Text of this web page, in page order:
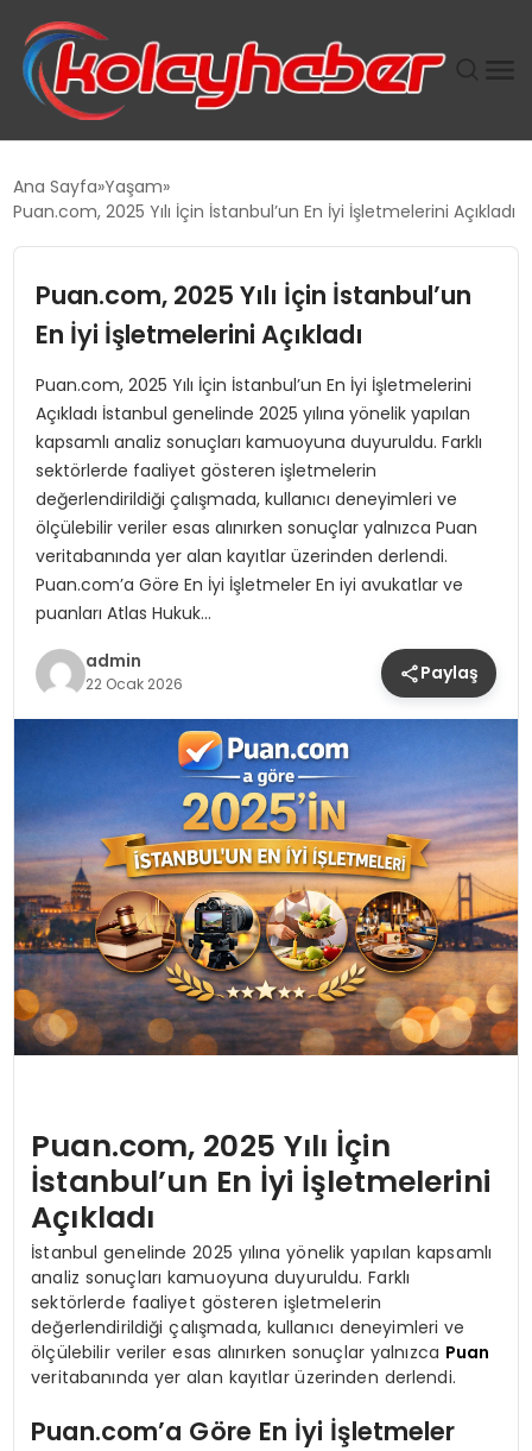
TANYER YAPI ZEMIN MÜHENDISLIĞINDE HEDEF
BÜYÜTTÜ
TOROSLAR’DA PAZAR GERGİNLİĞİ!
Ana Sayfa Yaşam
Puan.com, 2025 Yılı İçin İstanbul’un En İyi İşletmelerini Açıkladı
Puan.com, 2025 Yılı İçin İstanbul’un
En İyi İşletmelerini Açıkladı
Puan.com, 2025 Yılı İçin İstanbul’un En İyi İşletmelerini
Açıkladı İstanbul genelinde 2025 yılına yönelik yapılan
kapsamlı analiz sonuçları kamuoyuna duyuruldu. Farklı
sektörlerde faaliyet gösteren işletmelerin
değerlendirildiği çalışmada, kullanıcı deneyimleri ve
ölçülebilir veriler esas alınırken sonuçlar yalnızca Puan
veritabanında yer alan kayıtlar üzerinden derlendi.
Puan.com’a Göre En İyi İşletmeler En iyi avukatlar ve
puanları Atlas Hukuk…
admin
22 Ocak 2026 Paylaş
Puan.com, 2025 Yılı İçin
İstanbul’un En İyi İşletmelerini
Açıkladı
İstanbul genelinde 2025 yılına yönelik yapılan kapsamlı
analiz sonuçları kamuoyuna duyuruldu. Farklı
sektörlerde faaliyet gösteren işletmelerin
değerlendirildiği çalışmada, kullanıcı deneyimleri ve
ölçülebilir veriler esas alınırken sonuçlar yalnızca Puan
veritabanında yer alan kayıtlar üzerinden derlendi.
Puan.com’a Göre En İyi İşletmeler